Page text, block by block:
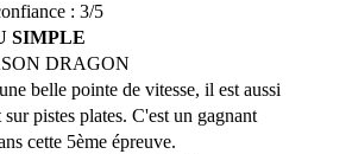
: 3/5
SIMPLE
DRAGON
belle pointe de vitesse, il est aussi
pistes plates. C'est un gagnant
cette 5ème épreuve.